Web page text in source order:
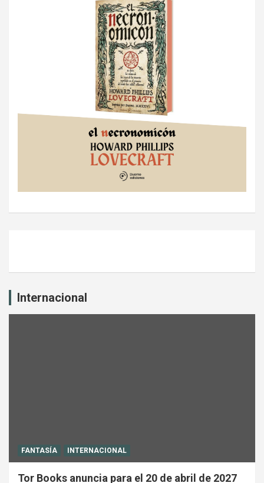
Internacional
FANTASÍA INTERNACIONAL
Tor Books anuncia para el 20 de abril de 2027